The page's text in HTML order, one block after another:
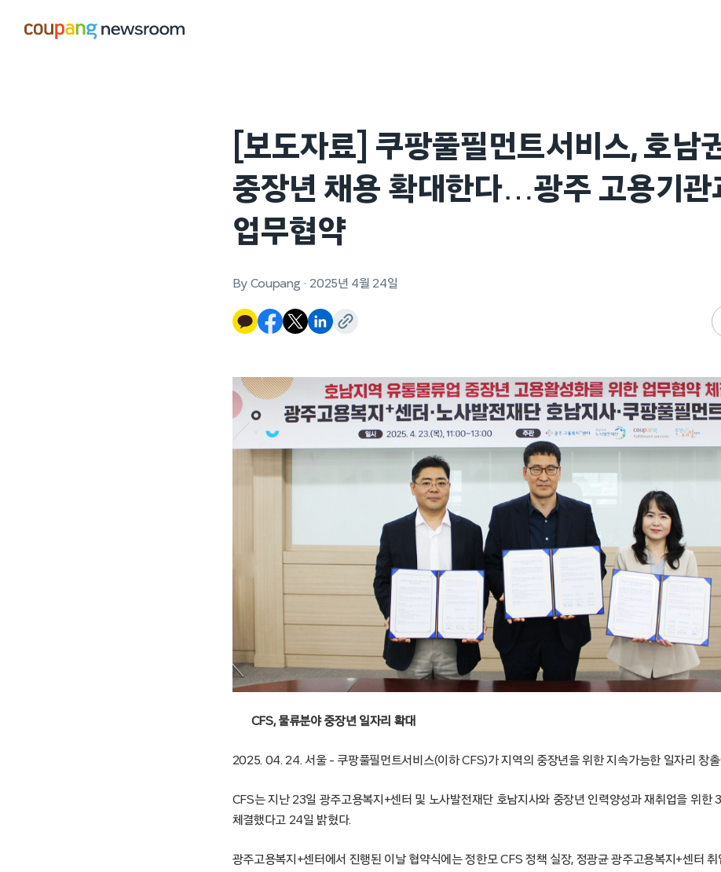
[보도자료] 쿠팡풀필먼트서비스, 호
중장년 채용 확대한다…광주 고용기관
업무협약
By Coupang · 2025년 4월 24일
CFS, 물류분야 중장년 일자리 확대
2025. 04. 24. 서울 – 쿠팡풀필먼트서비스(이하 CFS)가 지역의 중장년을 위한 지속가능한 일자리 창
CFS는 지난 23일 광주고용복지+센터 및 노사발전재단 호남지사와 중장년 인력양성과 재취업을 위한
체결했다고 24일 밝혔다.
광주고용복지+센터에서 진행된 이날 협약식에는 정한모 CFS 정책 실장, 정광균 광주고용복지+센터